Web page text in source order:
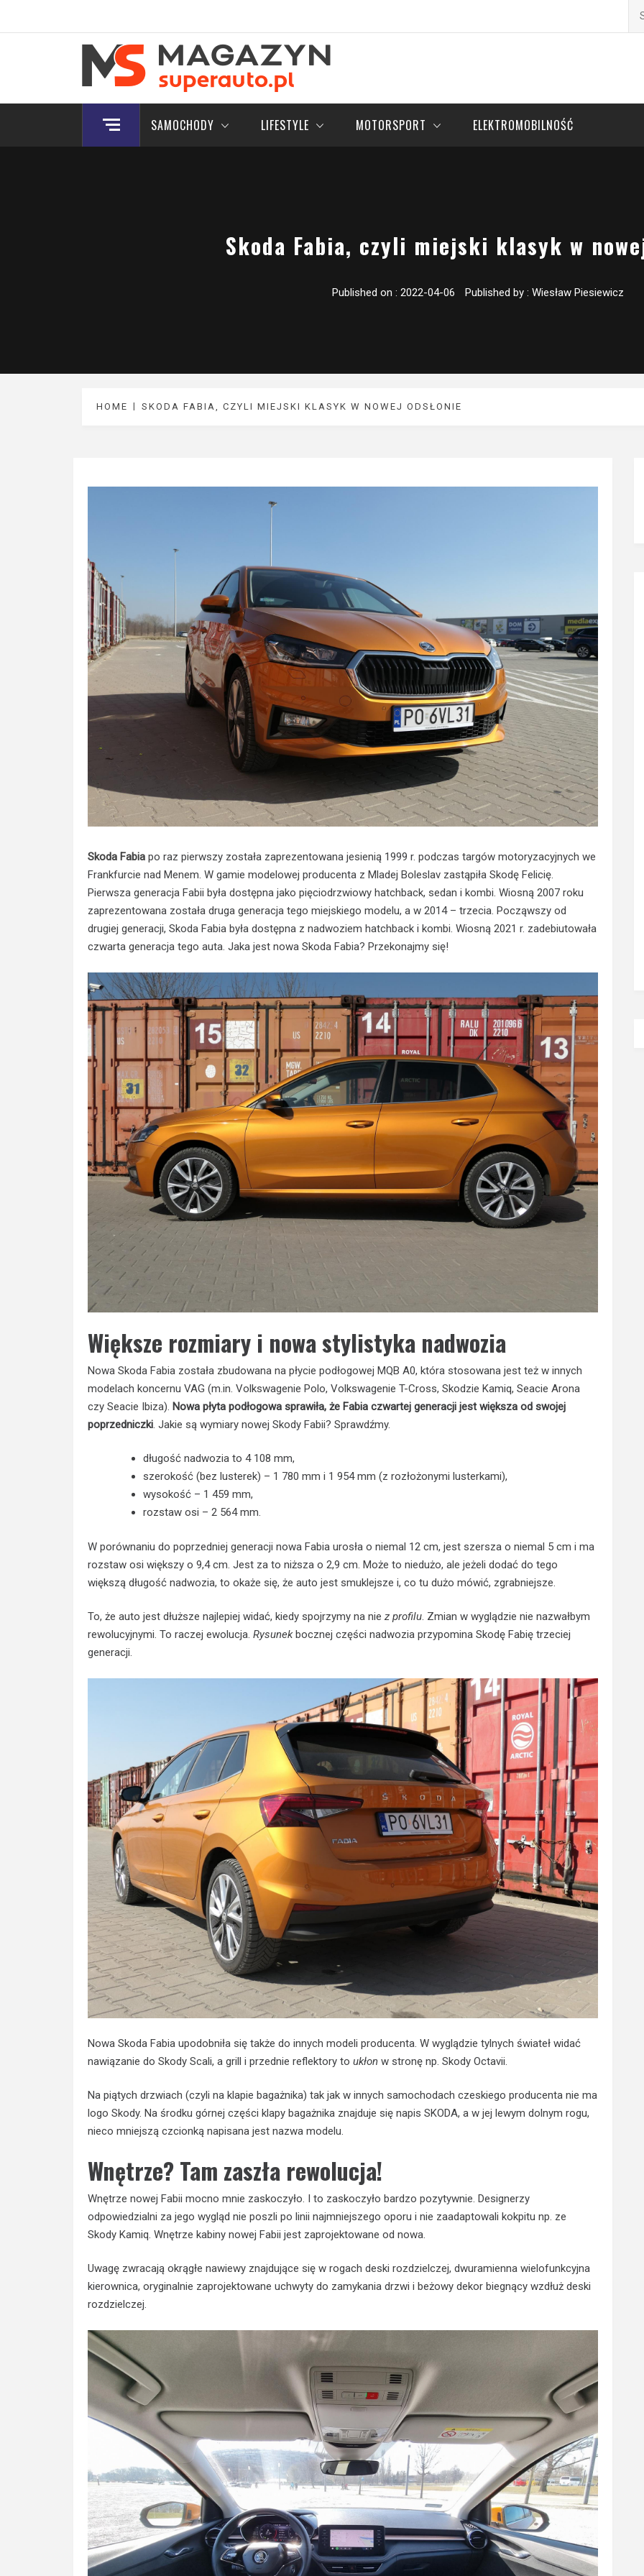
Magazyn.Superauto.pl
Nowy portal motoryzacyjny
SAMOCHODY LIFESTYLE MOTORSPORT ELEKTROMOBILNOŚĆ
Skoda Fabia, czyli miejski klasyk w
Published on : 2022-04-06 Published by : Wiesław Piesiewicz
HOME SKODA FABIA, CZYLI MIEJSKI KLASYK W NOWEJ ODSŁONIE
Skoda Fabia po raz pierwszy została zaprezentowana jesienią 1999 r. podczas targów motoryzacyjnych we
Frankfurcie nad Menem. W gamie modelowej producenta z Mladej Boleslav zastąpiła Skodę Felicię.
Pierwsza generacja Fabii była dostępna jako pięciodrzwiowy hatchback, sedan i kombi. Wiosną 2007 roku
zaprezentowana została druga generacja tego miejskiego modelu, a w 2014 – trzecia. Począwszy od
drugiej generacji, Skoda Fabia była dostępna z nadwoziem hatchback i kombi. Wiosną 2021 r. zadebiutowała
czwarta generacja tego auta. Jaka jest nowa Skoda Fabia? Przekonajmy się!
Większe rozmiary i nowa stylistyka nadwozia
Nowa Skoda Fabia została zbudowana na płycie podłogowej MQB A0, która stosowana jest też w innych
modelach koncernu VAG (m.in. Volkswagenie Polo, Volkswagenie T-Cross, Skodzie Kamiq, Seacie Arona
czy Seacie Ibiza). Nowa płyta podłogowa sprawiła, że Fabia czwartej generacji jest większa od swojej
poprzedniczki. Jakie są wymiary nowej Skody Fabii? Sprawdźmy.
długość nadwozia to 4 108 mm,
szerokość (bez lusterek) – 1 780 mm i 1 954 mm (z rozłożonymi lusterkami),
wysokość – 1 459 mm,
rozstaw osi – 2 564 mm.
W porównaniu do poprzedniej generacji nowa Fabia urosła o niemal 12 cm, jest szersza o niemal 5 cm i ma
rozstaw osi większy o 9,4 cm. Jest za to niższa o 2,9 cm. Może to niedużo, ale jeżeli dodać do tego
większą długość nadwozia, to okaże się, że auto jest smuklejsze i, co tu dużo mówić, zgrabniejsze.
To, że auto jest dłuższe najlepiej widać, kiedy spojrzymy na nie z profilu. Zmian w wyglądzie nie nazwałbym
rewolucyjnymi. To raczej ewolucja. Rysunekbocznej części nadwozia przypomina Skodę Fabię trzeciej
generacji.
Nowa Skoda Fabia upodobniła się także do innych modeli producenta. W wyglądzie tylnych świateł widać
nawiązanie do Skody Scali, a grill i przednie reflektory to ukłon w stronę np. Skody Octavii.
Na piątych drzwiach (czyli na klapie bagażnika) tak jak w innych samochodach czeskiego producenta nie ma
logo Skody. Na środku górnej części klapy bagażnika znajduje się napis SKODA, a w jej lewym dolnym rogu,
nieco mniejszą czcionką napisana jest nazwa modelu.
Wnętrze? Tam zaszła rewolucja!
Wnętrze nowej Fabii mocno mnie zaskoczyło. I to zaskoczyło bardzo pozytywnie. Designerzy
odpowiedzialni za jego wygląd nie poszli po linii najmniejszego oporu i nie zaadaptowali kokpitu np. ze
Skody Kamiq. Wnętrze kabiny nowej Fabii jest zaprojektowane od nowa.
Uwagę zwracają okrągłe nawiewy znajdujące się w rogach deski rozdzielczej, dwuramienna wielofunkcyjna
kierownica, oryginalnie zaprojektowane uchwyty do zamykania drzwi i beżowy dekor biegnący wzdłuż deski
rozdzielczej.